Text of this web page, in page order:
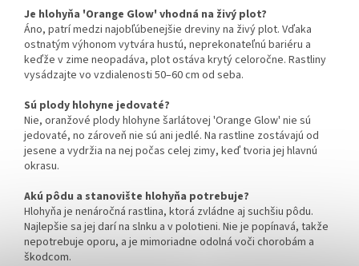
Je hlohyňa 'Orange Glow' vhodná na živý plot?
Áno, patrí medzi najobľúbenejšie dreviny na živý plot. Vďaka
ostnatým výhonom vytvára hustú, neprekonateľnú bariéru a
keďže v zime neopadáva, plot ostáva krytý celoročne. Rastliny
vysádzajte vo vzdialenosti 50–60 cm od seba.
Sú plody hlohyne jedovaté?
Nie, oranžové plody hlohyne šarlátovej 'Orange Glow' nie sú
jedovaté, no zároveň nie sú ani jedlé. Na rastline zostávajú od
jesene a vydržia na nej počas celej zimy, keď tvoria jej hlavnú
okrasu.
Akú pôdu a stanovište hlohyňa potrebuje?
Hlohyňa je nenáročná rastlina, ktorá zvládne aj suchšiu pôdu.
Najlepšie sa jej darí na slnku a v polotieni. Nie je popínavá, takže
nepotrebuje oporu, a je mimoriadne odolná voči chorobám a
škodcom.